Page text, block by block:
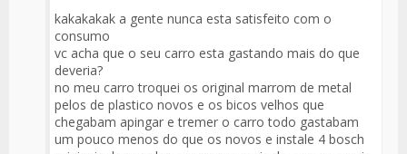
kakakakak a gente nunca esta satisfeito com o
consumo
vc acha que o seu carro esta gastando mais do que
deveria?
no meu carro troquei os original marrom de metal
pelos de plastico novos e os bicos velhos que
chegabam apingar e tremer o carro todo gastabam
um pouco menos do que os novos e instale 4 bosch